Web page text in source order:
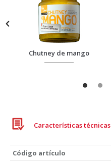
Chutney de mango
Características técnicas
Código artículo